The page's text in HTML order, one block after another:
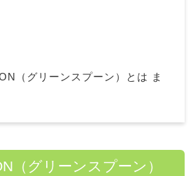
（グリーンスプーン）とは ま
（グリーンスプーン）